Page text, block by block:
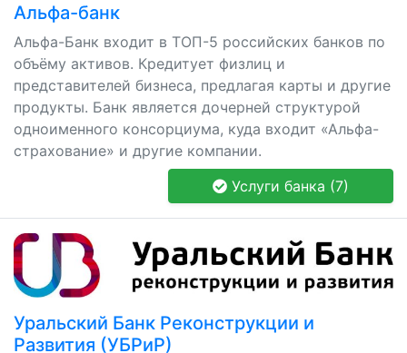
Альфа-банк
Альфа-Банк входит в ТОП-5 российских банков по
объёму активов. Кредитует физлиц и
представителей бизнеса, предлагая карты и другие
продукты. Банк является дочерней структурой
одноименного консорциума, куда входит «Альфа-
страхование» и другие компании.
Услуги банка (7)
Уральский Банк Реконструкции и
Развития (УБРиР)